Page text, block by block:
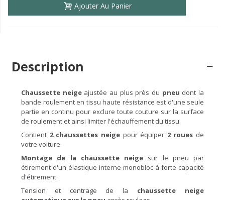
Ajouter Au Panier
Description
Chaussette neige ajustée au plus près du pneu dont la
bande roulement en tissu haute résistance est d'une seule
partie en continu pour exclure toute couture sur la surface
de roulement et ainsi limiter l'échauffement du tissu.
Contient 2 chaussettes neigepour équiper 2 roues de
votre voiture.
Montage de la chaussette neige sur le pneu par
étirement d'un élastique interne monobloc à forte capacité
d'étirement.
Tension et centrage de la chaussette neige